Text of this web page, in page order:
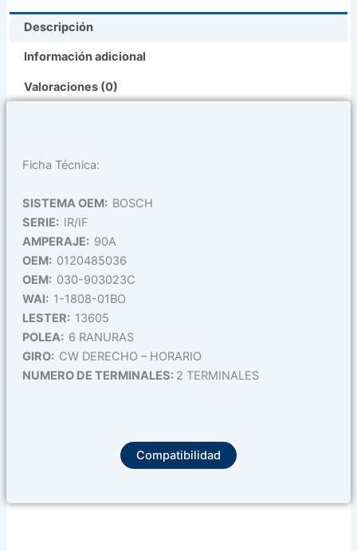
cantidad
Descripción
Información adicional
Valoraciones (0)
Ficha Técnica:
SISTEMA OEM: BOSCH
SERIE: IR/IF
AMPERAJE: 90A
OEM: 0120485036
OEM: 030-903023C
WAI: 1-1808-01BO
LESTER: 13605
POLEA: 6 RANURAS
GIRO: CW DERECHO – HORARIO
NUMERO DE TERMINALES: 2 TERMINALES
Compatibilidad